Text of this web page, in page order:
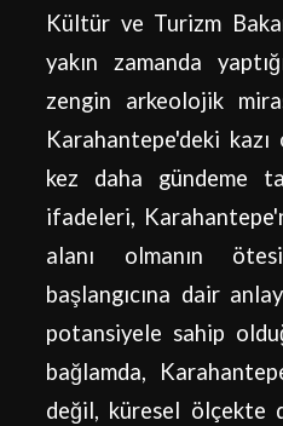
Kültür ve Turizm
yakın zamanda
zengin arkeolojik
Karahantepe'deki kazı
kez daha gündeme
ifadeleri,
alanı olmanın
başlangıcına dair
potansiyele sahip
bağlamda,
değil, küresel ölçekte